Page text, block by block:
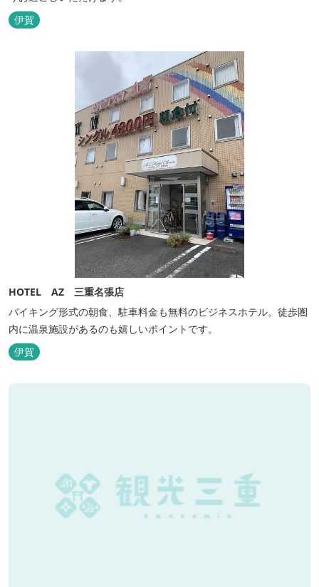
伊賀
HOTEL AZ 三重名張店
バイキング形式の朝食、駐車料金も無料のビジネスホテル。徒歩圏
内に温泉施設があるのも嬉しいポイントです。
伊賀